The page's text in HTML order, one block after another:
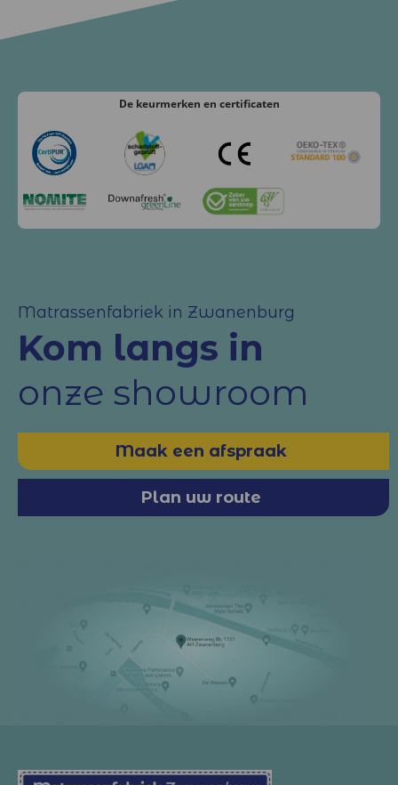
De keurmerken en certificaten
Matrassenfabriek in Zwanenburg
Kom langs in
onze showroom
Maak een afspraak
Plan uw route